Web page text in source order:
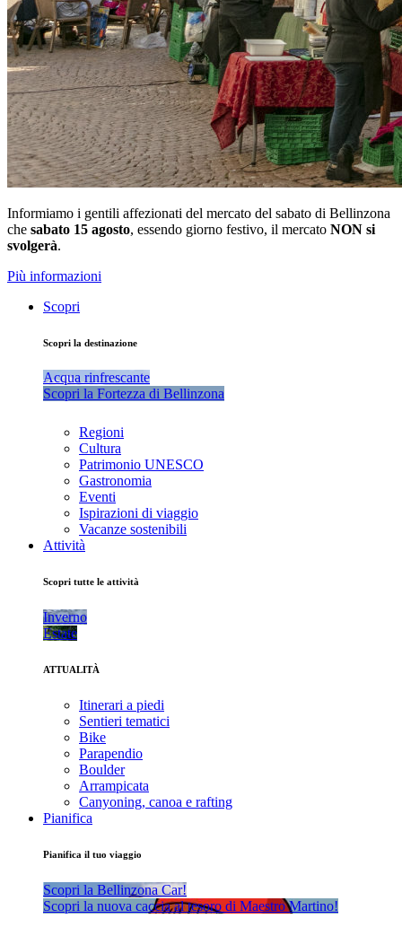
Informiamo i gentili affezionati del mercato del sabato di Bellinzona
che sabato 15 agosto, essendo giorno festivo, il mercato NON si
svolgerà.
Più informazioni
Scopri
Scopri la destinazione
Acqua rinfrescante
Scopri la Fortezza di Bellinzona
Regioni
Cultura
Patrimonio UNESCO
Gastronomia
Eventi
Ispirazioni di viaggio
Vacanze sostenibili
Attività
Scopri tutte le attività
Inverno
Estate
ATTUALITÀ
Itinerari a piedi
Sentieri tematici
Bike
Parapendio
Boulder
Arrampicata
Canyoning, canoa e rafting
Pianifica
Pianifica il tuo viaggio
Scopri la Bellinzona Car!
Scopri la nuova caccia al tesoro di Maestro Martino!